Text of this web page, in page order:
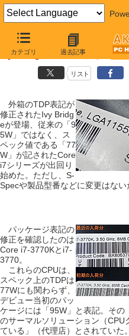
カテゴリ 過去記事
【 2012年5月26日 】
Ivy BridgeのTDP表記が方針
リスト
外箱のTDP表記が
修正されたIvy Bridg
eが登場、従来の「9
5W」ではなく、ス
ペック値である「77
W」が記されたCore
i7シリーズが出回り
始めた。ただし、S-
Specや製品型番などに変更はない
パッケージ表記の
修正を確認したのは
Core i7-3770Kとi7-
3770。
これらのCPUは、
スペック上のTDPは
77Wにも関わらず、
デビュー当初のパッ
ケージには「95W」と表記。その
のサーマルソリューション（CPU
ている」（代理店）とされていた。